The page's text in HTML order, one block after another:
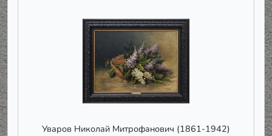
Уваров Николай Митрофанович (1861-1942)